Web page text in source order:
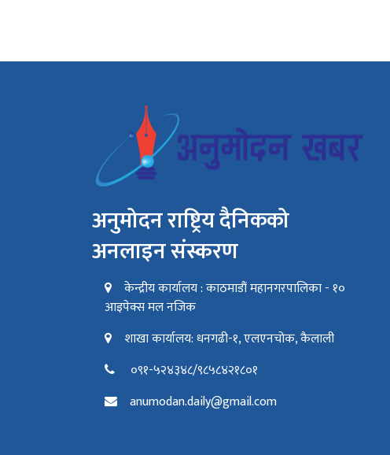
अनुमोदन राष्ट्रिय दैनिकको
अनलाइन संस्करण
केन्द्रीय कार्यालय : काठमाडौं महानगरपालिका - १०
आइपेक्स मल नजिक
शाखा कार्यालय: धनगढी-१, एलएनचोक, कैलाली
०९१-५२४३४८/९८५८४२१८०१
anumodan.daily@gmail.com